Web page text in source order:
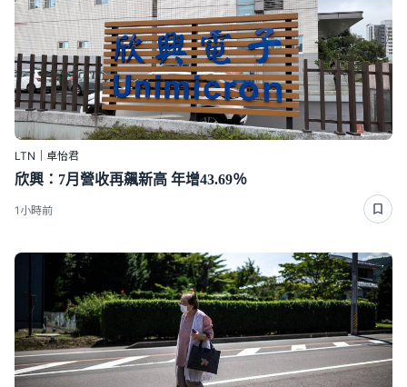
LTN｜卓怡君
欣興：7月營收再飆新高 年增43.69％
1小時前